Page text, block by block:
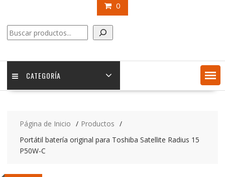
0
Buscar
CATEGORÍA
Página de Inicio
Productos
Portátil batería original para Toshiba Satellite Radius 15
P50W-C